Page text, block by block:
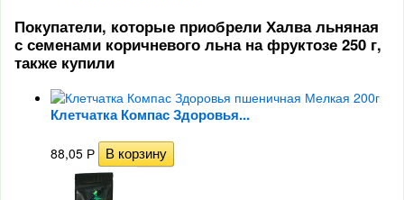
Покупатели, которые приобрели Халва льняная
с семенами коричневого льна на фруктозе 250 г,
также купили
Клетчатка Компас Здоровья...
88,05 Р